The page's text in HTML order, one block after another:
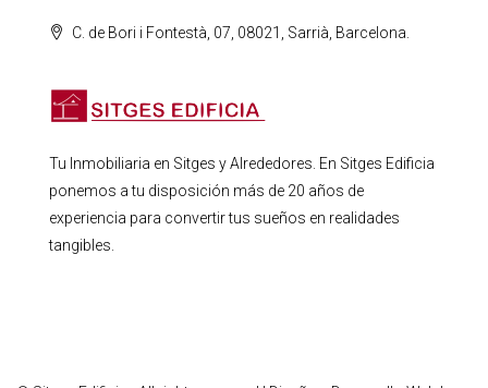
C. de Bori i Fontestà, 07, 08021, Sarrià, Barcelona.
Tu Inmobiliaria en Sitges y Alrededores. En Sitges Edificia
ponemos a tu disposición más de 20 años de
experiencia para convertir tus sueños en realidades
tangibles.